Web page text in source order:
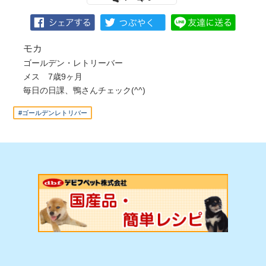
モカ
ゴールデン・レトリーバー
メス 7歳9ヶ月
毎日の日課、鴨さんチェック(^^)
#ゴールデンレトリバー